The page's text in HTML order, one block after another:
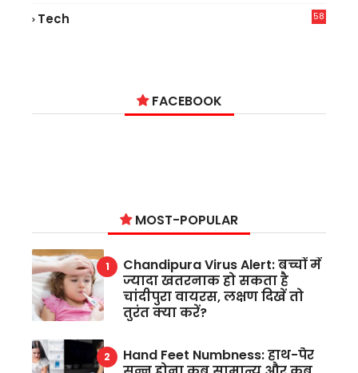
Tech
58
FACEBOOK
MOST-POPULAR
Chandipura Virus Alert: बच्चों में
ज्यादा खतरनाक हो सकता है
चांदीपुरा वायरस, लक्षण दिखें तो
तुरंत क्या करें?
Hand Feet Numbness: हाथ-पैर